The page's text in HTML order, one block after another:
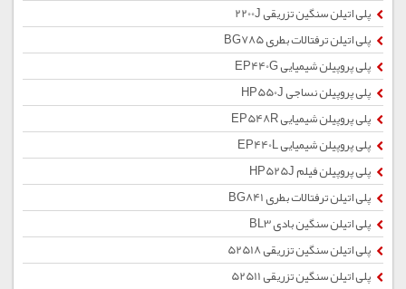
پلی اتیلن سنگین تزریقی 2200J
پلی اتیلن ترفتالات بطری BG785
پلی پروپیلن شیمیایی EP440G
پلی پروپیلن نساجی HP550J
پلی پروپیلن شیمیایی EP548R
پلی پروپیلن شیمیایی EP440L
پلی پروپیلن فیلم HP525J
پلی اتیلن ترفتالات بطری BG841
پلی اتیلن سنگین بادی BL3
پلی اتیلن سنگین تزریقی 52518
پلی اتیلن سنگین تزریقی 52511